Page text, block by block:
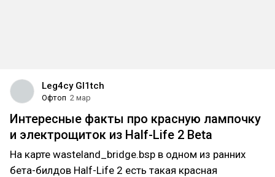
Leg4cy Gl1tch
Офтоп 2 мар
Интересные факты про красную лампочку
и электрощиток из Half-Life 2 Beta
На карте wasteland_bridge.bsp в одном из ранних
бета-билдов Half-Life 2 есть такая красная